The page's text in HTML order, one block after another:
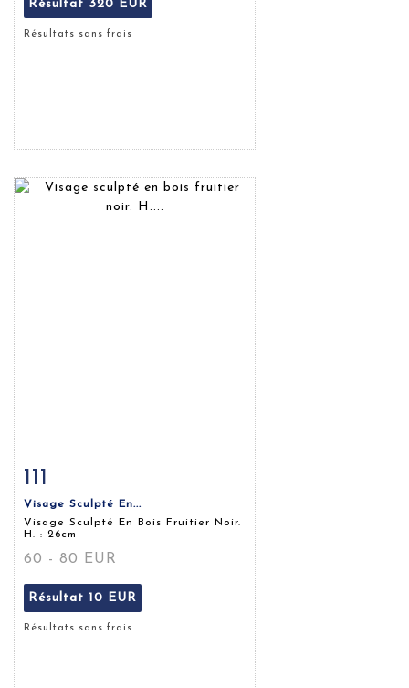
Résultat 320 EUR
Résultats sans frais
111
Visage Sculpté En...
Visage Sculpté En Bois Fruitier Noir.
H. : 26cm
60 - 80 EUR
Résultat 10 EUR
Résultats sans frais